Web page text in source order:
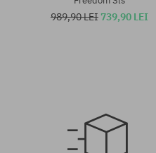
989,90 LEI 739,90 LEI